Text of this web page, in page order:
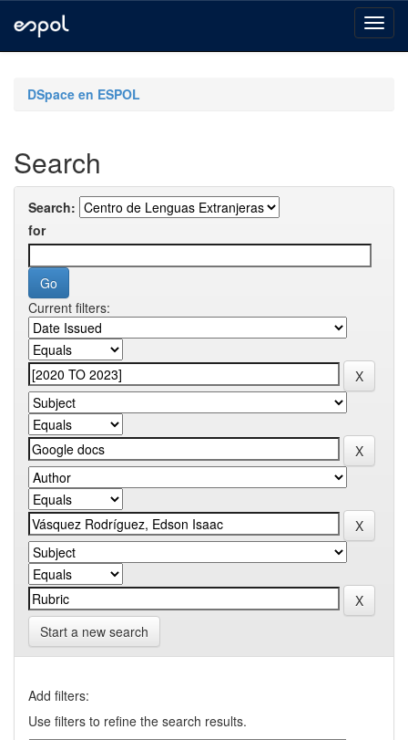
navigationDSpace en ESPOL
Search
Search:
for
Current filters:
Start a new search
Add filters:
Use filters to refine the search results.